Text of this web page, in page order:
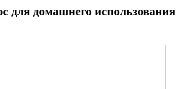
для домашнего использования